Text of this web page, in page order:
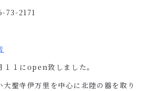
73-2171
１１にopen致しました。
大聖寺伊万里を中心に北陸の器を取り